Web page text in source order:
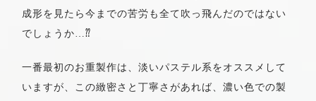
成形を見たら今までの苦労も全て吹っ飛んだのではない
でしょうか…⁇
一番最初のお重製作は、淡いパステル系をオススメして
いますが、この緻密さと丁寧さがあれば、濃い色での製